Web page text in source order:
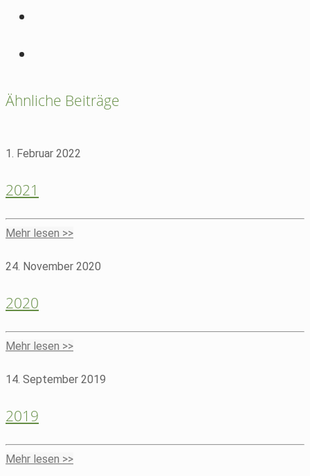
Ähnliche Beiträge
1. Februar 2022
2021
Mehr lesen >>
24. November 2020
2020
Mehr lesen >>
14. September 2019
2019
Mehr lesen >>